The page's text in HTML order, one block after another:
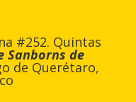
#252. Quintas
Sanborns de
de Querétaro,